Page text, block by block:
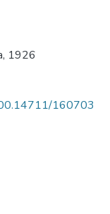
, 1926
160703